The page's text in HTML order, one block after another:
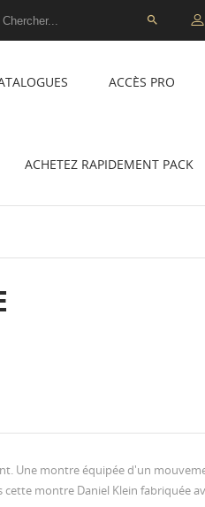

ACCÈS PRO
ACHETEZ RAPIDEMENT PACK
Une montre équipée d'un
cette montre Daniel Klein fabriquée